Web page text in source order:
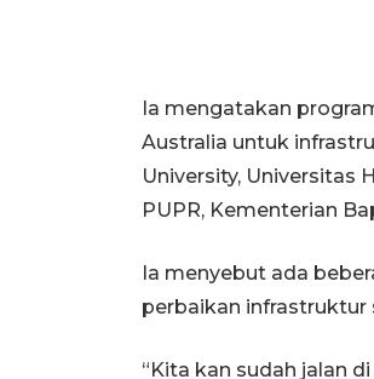
Ia mengatakan
Australia untuk
University, Universitas
PUPR, Kementerian
Ia menyebut ada
perbaikan infrastruktur
“Kita kan sudah jalan